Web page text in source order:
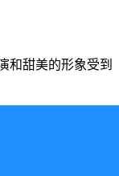
和甜美的形象受到